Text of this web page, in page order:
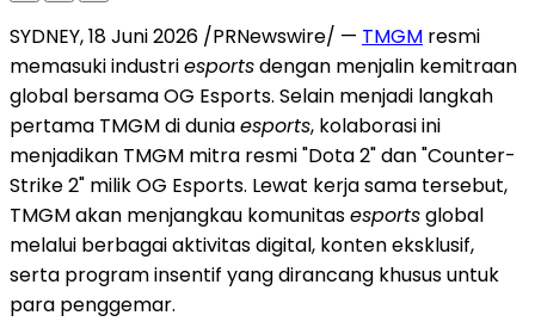
SYDNEY, 18 Juni 2026 /PRNewswire/ — TMGM resmi
memasuki industriesportsdengan menjalin kemitraan
global bersama OG Esports. Selain menjadi langkah
pertama TMGM di duniaesports, kolaborasi ini
menjadikan TMGM mitra resmi "Dota 2" dan "Counter-
Strike 2" milik OG Esports. Lewat kerja sama tersebut,
TMGM akan menjangkau komunitasesportsglobal
melalui berbagai aktivitas digital, konten eksklusif,
serta program insentif yang dirancang khusus untuk
para penggemar.